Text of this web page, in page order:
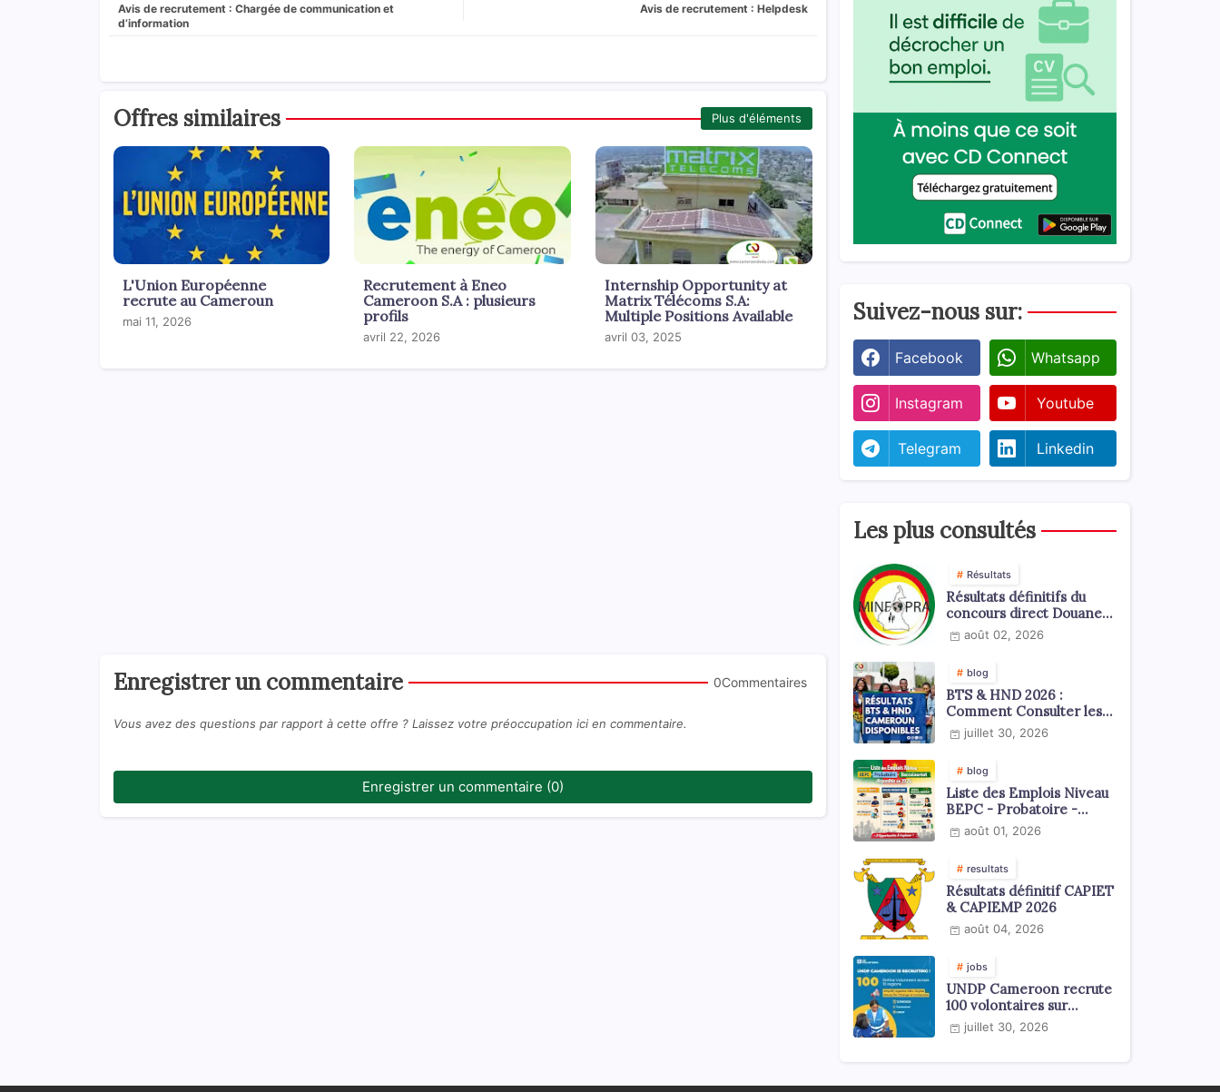
Avis de recrutement : Helpdesk
Avis de recrutement : Chargée de communication et
d’information
Offres similaires Plus d'éléments
L'Union Européenne
recrute au Cameroun
mai 11, 2026
Recrutement à Eneo
Cameroon S.A : plusieurs
profils
avril 22, 2026
Internship Opportunity at
Matrix Télécoms S.A:
Multiple Positions Available
avril 03, 2025
Enregistrer un commentaire 0Commentaires
Vous avez des questions par rapport à cette offre ? Laissez votre préoccupation ici en commentaire.
Enregistrer un commentaire (0)
Suivez-nous sur:
Facebook Whatsapp
Instagram Youtube
Telegram Linkedin
Les plus consultés
Résultats
Résultats définitifs du
concours direct Douanes
2026août 02, 2026
blog
BTS & HND 2026 :
Comment Consulter les
Résultats ?
juillet 30, 2026
blog
Liste des Emplois Niveau
BEPC - Probatoire -
Baccalauréat dispoblible
en 2026
août 01, 2026
resultats
Résultats définitif CAPIET
& CAPIEMP 2026
août 04, 2026
jobs
UNDP Cameroon recrute
100 volontaires sur
l'échelle du territoire
national
juillet 30, 2026